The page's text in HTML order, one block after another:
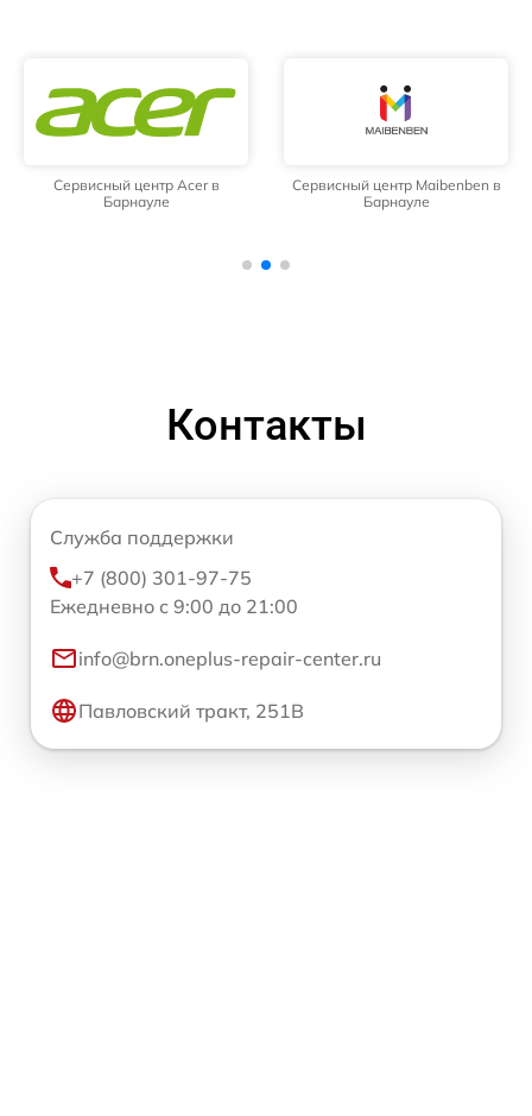
Сервисный центр Acer в
Барнауле
Сервисный центр Maibenben в
Барнауле
Контакты
Служба поддержки
+7 (800) 301-97-75
Ежедневно с 9:00 до 21:00
info@brn.oneplus-repair-center.ru
Павловский тракт, 251В